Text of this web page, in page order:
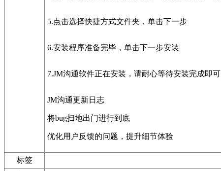
5.点击选择快捷方式文件夹，单击下一步
6.安装程序准备完毕，单击下一步安装
7.JM沟通软件正在安装，请耐心等待安装完成即可
JM沟通更新日志
将bug扫地出门进行到底
优化用户反馈的问题，提升细节体验
标签